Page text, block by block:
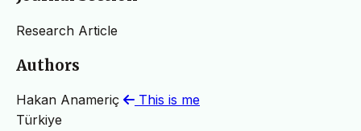
Research Article
Authors
Hakan Anameriç
This is me
Türkiye